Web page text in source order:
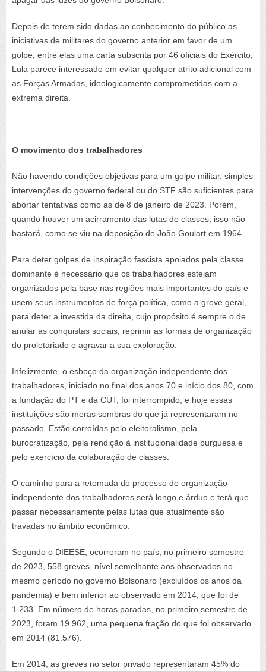
Depois de terem sido dadas ao conhecimento do público as
iniciativas de militares do governo anterior em favor de um
golpe, entre elas uma carta subscrita por 46 oficiais do Exército,
Lula parece interessado em evitar qualquer atrito adicional com
as Forças Armadas, ideologicamente comprometidas com a
extrema direita.
O movimento dos trabalhadores
Não havendo condições objetivas para um golpe militar, simples
intervenções do governo federal ou do STF são suficientes para
abortar tentativas como as de 8 de janeiro de 2023. Porém,
quando houver um acirramento das lutas de classes, isso não
bastará, como se viu na deposição de João Goulart em 1964.
Para deter golpes de inspiração fascista apoiados pela classe
dominante é necessário que os trabalhadores estejam
organizados pela base nas regiões mais importantes do país e
usem seus instrumentos de força política, como a greve geral,
para deter a investida da direita, cujo propósito é sempre o de
anular as conquistas sociais, reprimir as formas de organização
do proletariado e agravar a sua exploração.
Infelizmente, o esboço da organização independente dos
trabalhadores, iniciado no final dos anos 70 e início dos 80, com
a fundação do PT e da CUT, foi interrompido, e hoje essas
instituições são meras sombras do que já representaram no
passado. Estão corroídas pelo eleitoralismo, pela
burocratização, pela rendição à institucionalidade burguesa e
pelo exercício da colaboração de classes.
O caminho para a retomada do processo de organização
independente dos trabalhadores será longo e árduo e terá que
passar necessariamente pelas lutas que atualmente são
travadas no âmbito econômico.
Segundo o DIEESE, ocorreram no país, no primeiro semestre
de 2023, 558 greves, nível semelhante aos observados no
mesmo período no governo Bolsonaro (excluídos os anos da
pandemia) e bem inferior ao observado em 2014, que foi de
1.233. Em número de horas paradas, no primeiro semestre de
2023, foram 19.962, uma pequena fração do que foi observado
em 2014 (81.576).
Em 2014, as greves no setor privado representaram 45% do